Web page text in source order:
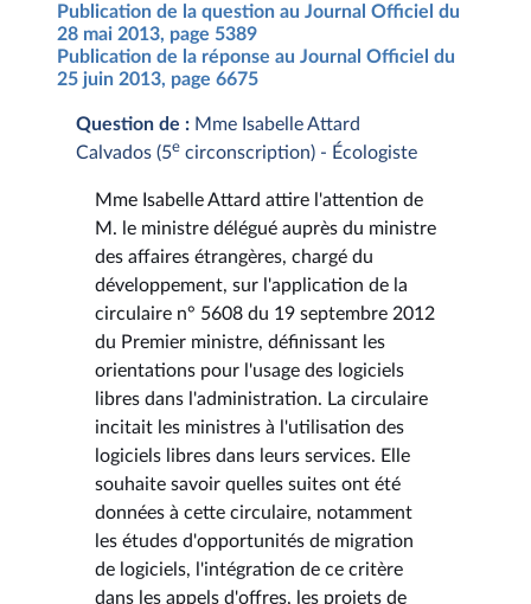
Publication de la question au Journal Officiel du
28 mai 2013, page 5389
Publication de la réponse au Journal Officiel du
25 juin 2013, page 6675
Question de : Mme Isabelle Attard
Calvados (5e circonscription) - Écologiste
Mme Isabelle Attard attire l'attention de
M. le ministre délégué auprès du ministre
des affaires étrangères, chargé du
développement, sur l'application de la
circulaire n° 5608 du 19 septembre 2012
du Premier ministre, définissant les
orientations pour l'usage des logiciels
libres dans l'administration. La circulaire
incitait les ministres à l'utilisation des
logiciels libres dans leurs services. Elle
souhaite savoir quelles suites ont été
données à cette circulaire, notamment
les études d'opportunités de migration
de logiciels, l'intégration de ce critère
dans les appels d'offres, les projets de